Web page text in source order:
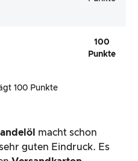
100
Punkte
100 Punkte
macht schon
guten Eindruck. Es